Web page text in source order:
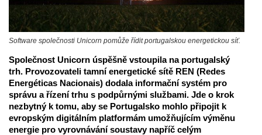
Software společnosti Unicorn pomůže řídit portugalskou energetickou síť.
Společnost Unicorn úspěšně vstoupila na portugalský
trh. Provozovateli tamní energetické sítě REN (Redes
Energéticas Nacionais) dodala informační systém pro
správu a řízení trhu s podpůrnými službami. Jde o krok
nezbytný k tomu, aby se Portugalsko mohlo připojit k
evropským digitálním platformám umožňujícím výměnu
energie pro vyrovnávání soustavy napříč celým